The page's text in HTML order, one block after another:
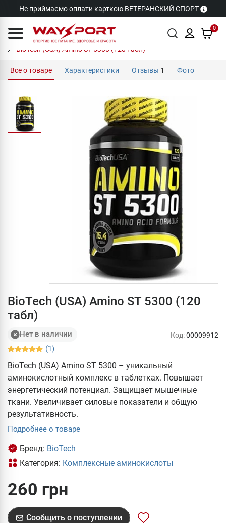
Не приймаємо оплати карткою ВЕТЕРАНСКИЙ СПОРТ
0
BioTech (USA) Amino ST 5300 (120 табл)
Все о товаре Характеристики Отзывы 1 Фото
BioTech (USA) Amino ST 5300 (120
табл)
Нет в наличии
(1)
Код:00009912
BioTech (USA) Amino ST 5300 – уникальный
аминокислотный комплекс в таблетках. Повышает
энергетический потенциал. Защищает мышечные
ткани. Увеличивает силовые показатели и общую
результативность.
Подробнее о товаре
Бренд: BioTech
Категория: Комплексные аминокислоты
260 грн
Сообщить о поступлении